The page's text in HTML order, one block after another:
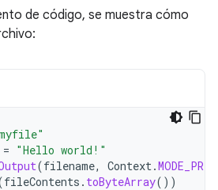
de código, se muestra cómo
= "Hello world!"
(filename, Context.
fileContents . toByteArray())